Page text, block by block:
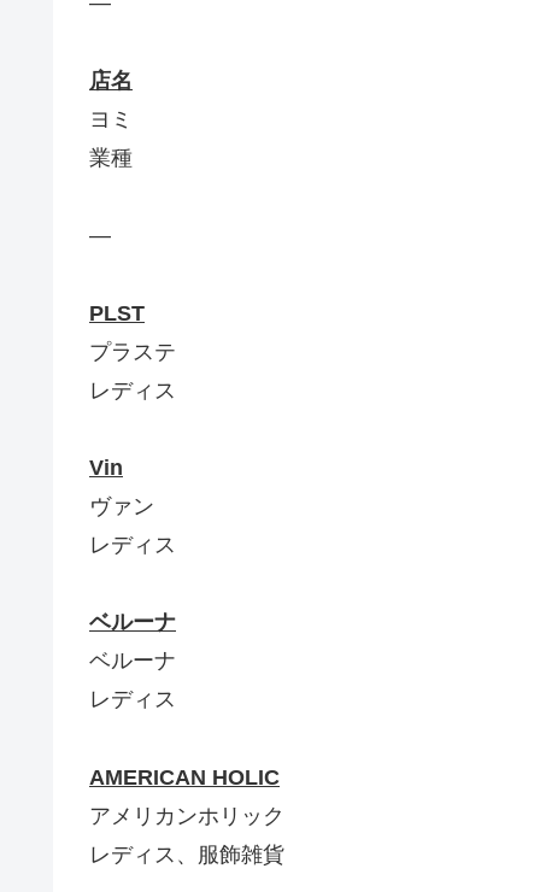
店名
ヨミ
業種
—
PLST
プラステ
レディス
Vin
ヴァン
レディス
ベルーナ
ベルーナ
レディス
AMERICAN HOLIC
アメリカンホリック
レディス、服飾雑貨